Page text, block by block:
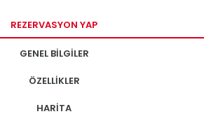
REZERVASYON YAP
GENEL BİLGİLER
ÖZELLİKLER
HARİTA